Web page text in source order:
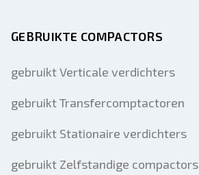
GEBRUIKTE COMPACTORS
gebruikt Verticale verdichters
gebruikt Transfercomptactoren
gebruikt Stationaire verdichters
gebruikt Zelfstandige compactors